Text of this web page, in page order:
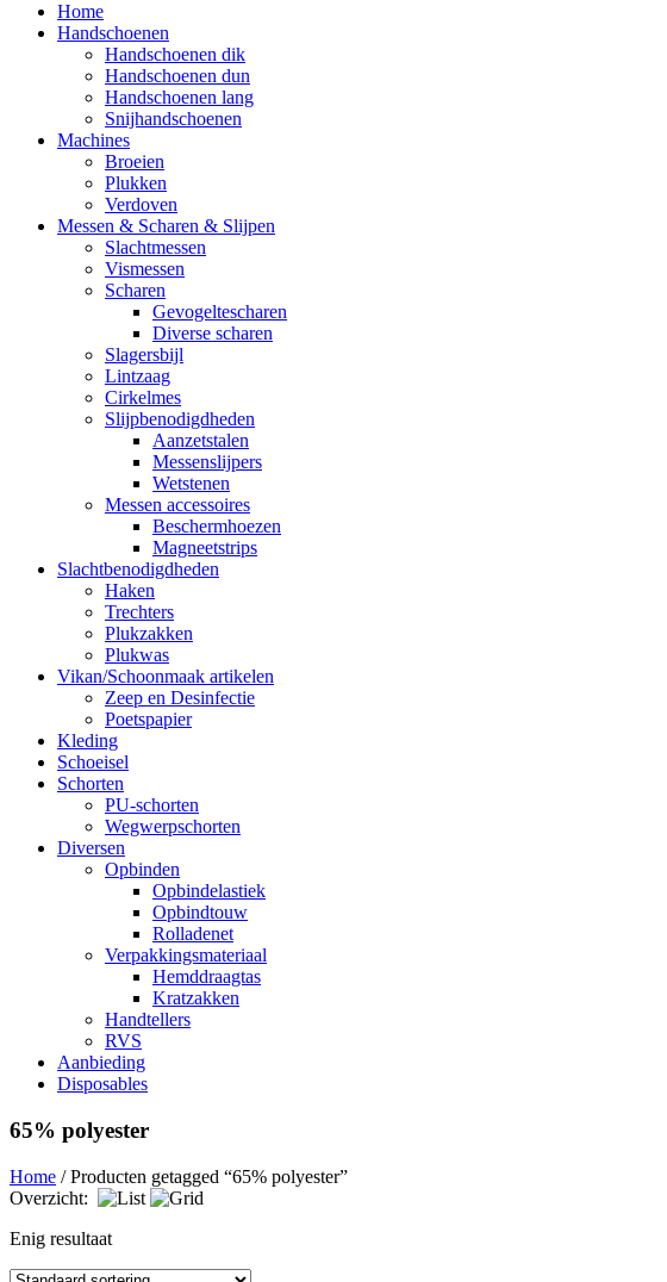
Home
Handschoenen
Handschoenen dik
Handschoenen dun
Handschoenen lang
Snijhandschoenen
Machines
Broeien
Plukken
Verdoven
Messen & Scharen & Slijpen
Slachtmessen
Vismessen
Scharen
Gevogeltescharen
Diverse scharen
Slagersbijl
Lintzaag
Cirkelmes
Slijpbenodigdheden
Aanzetstalen
Messenslijpers
Wetstenen
Messen accessoires
Beschermhoezen
Magneetstrips
Slachtbenodigdheden
Haken
Trechters
Plukzakken
Plukwas
Vikan/Schoonmaak artikelen
Zeep en Desinfectie
Poetspapier
Kleding
Schoeisel
Schorten
PU-schorten
Wegwerpschorten
Diversen
Opbinden
Opbindelastiek
Opbindtouw
Rolladenet
Verpakkingsmateriaal
Hemddraagtas
Kratzakken
Handtellers
RVS
Aanbieding
Disposables
65% polyester
Home / Producten getagged “65% polyester”
Overzicht:
Enig resultaat